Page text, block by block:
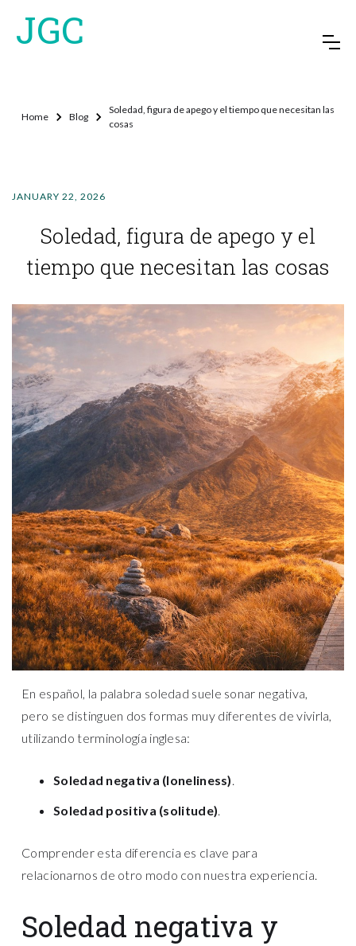
JGC
Home Blog
Soledad, figura de apego y el tiempo que necesitan las
cosas
JANUARY 22, 2026
Soledad, figura de apego y el
tiempo que necesitan las cosas
En español, la palabra soledad suele sonar negativa,
pero se distinguen dos formas muy diferentes de vivirla,
utilizando terminología inglesa:
Soledad negativa (loneliness).
Soledad positiva (solitude).
Comprender esta diferencia es clave para
relacionarnos de otro modo con nuestra experiencia.
Soledad negativa y